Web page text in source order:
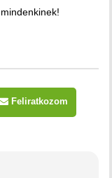
Feliratkozom